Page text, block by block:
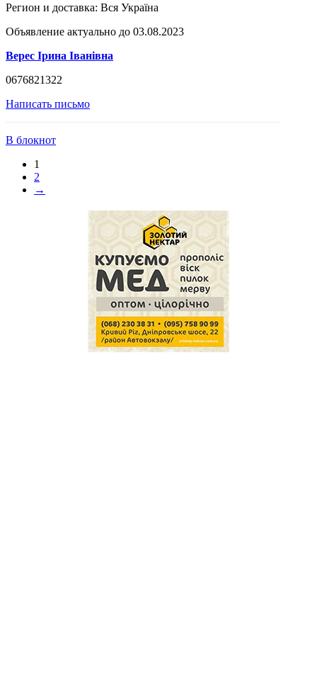
Регион и доставка: Вся Україна
Объявление актуально до 03.08.2023
Верес Ірина Іванівна
0676821322
Написать письмо
В блокнот
1
2
→